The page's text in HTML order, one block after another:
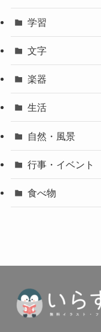
学習
文字
楽器
生活
自然・風景
行事・イベント
食べ物